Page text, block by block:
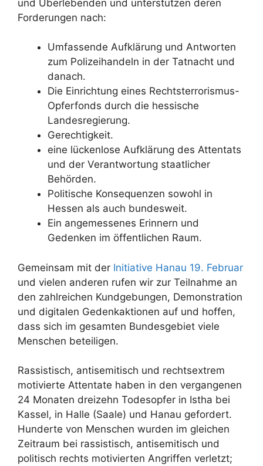
und Überlebenden und unterstützen deren
Forderungen nach:
Umfassende Aufklärung und Antworten
zum Polizeihandeln in der Tatnacht und
danach.
Die Einrichtung eines Rechtsterrorismus-
Opferfonds durch die hessische
Landesregierung.
Gerechtigkeit.
eine lückenlose Aufklärung des Attentats
und der Verantwortung staatlicher
Behörden.
Politische Konsequenzen sowohl in
Hessen als auch bundesweit.
Ein angemessenes Erinnern und
Gedenken im öffentlichen Raum.
Gemeinsam mit der Initiative Hanau 19. Februar
und vielen anderen rufen wir zur Teilnahme an
den zahlreichen Kundgebungen, Demonstration
und digitalen Gedenkaktionen auf und hoffen,
dass sich im gesamten Bundesgebiet viele
Menschen beteiligen.
Rassistisch, antisemitisch und rechtsextrem
motivierte Attentate haben in den vergangenen
24 Monaten dreizehn Todesopfer in Istha bei
Kassel, in Halle (Saale) und Hanau gefordert.
Hunderte von Menschen wurden im gleichen
Zeitraum bei rassistisch, antisemitisch und
politisch rechts motivierten Angriffen verletzt;